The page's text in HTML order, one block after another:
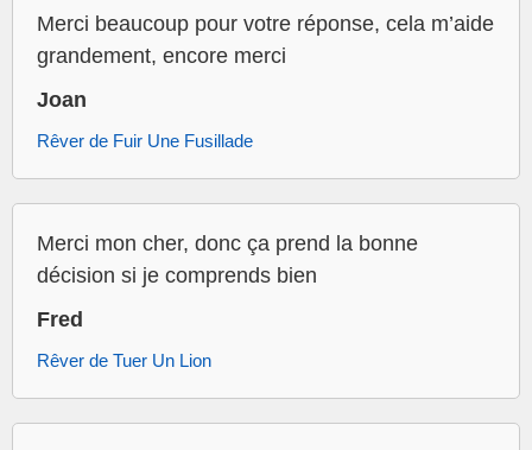
Merci beaucoup pour votre réponse, cela m’aide
grandement, encore merci
Joan
Rêver de Fuir Une Fusillade
Merci mon cher, donc ça prend la bonne
décision si je comprends bien
Fred
Rêver de Tuer Un Lion